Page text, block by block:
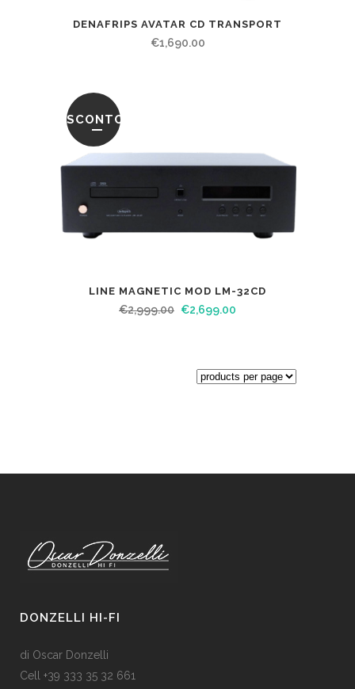
DENAFRIPS AVATAR CD TRANSPORT
€1,690.00
SCONTO
LINE MAGNETIC MOD LM-32CD
€2,999.00 €2,699.00
DONZELLI HI-FI
di Oscar Donzelli
Cell +39 333 35 32 661